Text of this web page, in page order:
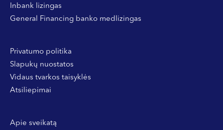
Inbank lizingas
General Financing banko medlizingas
Privatumo politika
Slapukų nuostatos
Vidaus tvarkos taisyklės
Atsiliepimai
Apie sveikatą